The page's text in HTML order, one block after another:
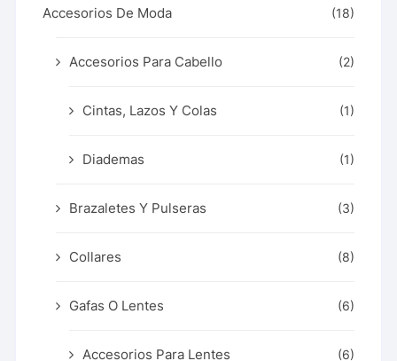
Accesorios De Moda (18)
Accesorios Para Cabello (2)
Cintas, Lazos Y Colas (1)
Diademas (1)
Brazaletes Y Pulseras (3)
Collares (8)
Gafas O Lentes (6)
Accesorios Para Lentes (6)